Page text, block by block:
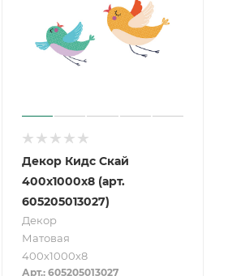
Декор Кидс Скай
400х1000х8 (арт.
605205013027)
Декор
Матовая
400х1000х8
Арт.: 605205013027